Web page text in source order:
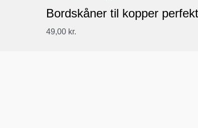
Bordskåner til kopper
49,00 kr.